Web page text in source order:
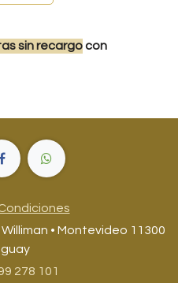
sin recargocon
• Montevideo 11300
278 101